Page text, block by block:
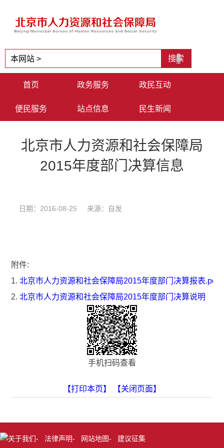
首页 政务服务 政民互动
便民服务 站点信息 民生新闻
北京市人力资源和社会保障局
2015年度部门决算信息
日期：2016-08-25 来源：自发
附件:
1.北京市人力资源和社会保障局2015年度部门决算报表.pdf
2.北京市人力资源和社会保障局2015年度部门决算说明
手机扫码查看
【打印本页】 【关闭页面】
关于我们- 法律声明- 网站地图- 建议征集